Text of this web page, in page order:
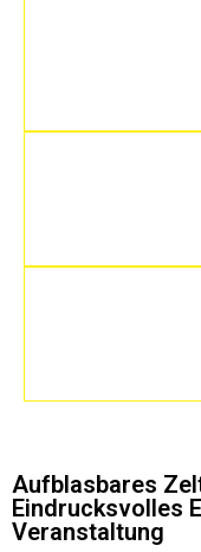
Aufblasbares
Eindrucksvolles
Veranstaltung